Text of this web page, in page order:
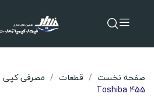
صفحه نخست قطعات مصرفی کپی
Toshiba 455